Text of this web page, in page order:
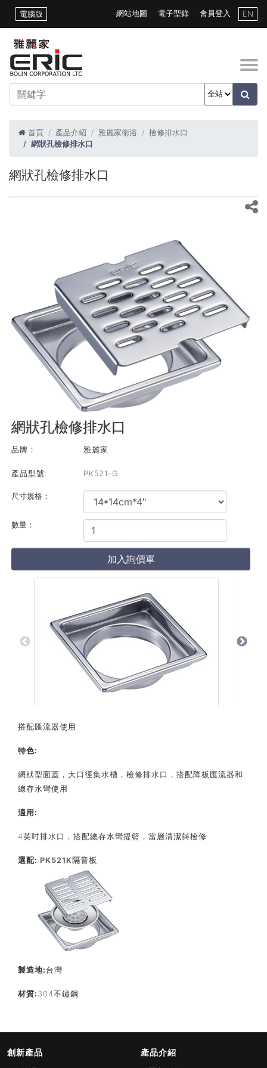
電腦版 網站地圖 電子型錄 會員登入 EN
首頁 產品介紹 雅麗家衛浴
檢修排水口
網狀孔檢修排水口
網狀孔檢修排水口
網狀孔檢修排水口
品牌： 雅麗家
產品型號: PK521-G
尺寸規格：
數量：
加入詢價單
搭配匯流器使用
特色:
網狀型面蓋，大口徑集水槽，檢修排水口，搭配降板匯流器和
總存水彎使用
適用 :
4英吋排水口，搭配總存水彎提籃，當層清潔與檢修
選配: PK521K隔音板
製造地: 台灣
材質: 304不鏽鋼
創新產品 產品介紹